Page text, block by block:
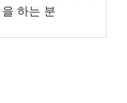
을 하는 분